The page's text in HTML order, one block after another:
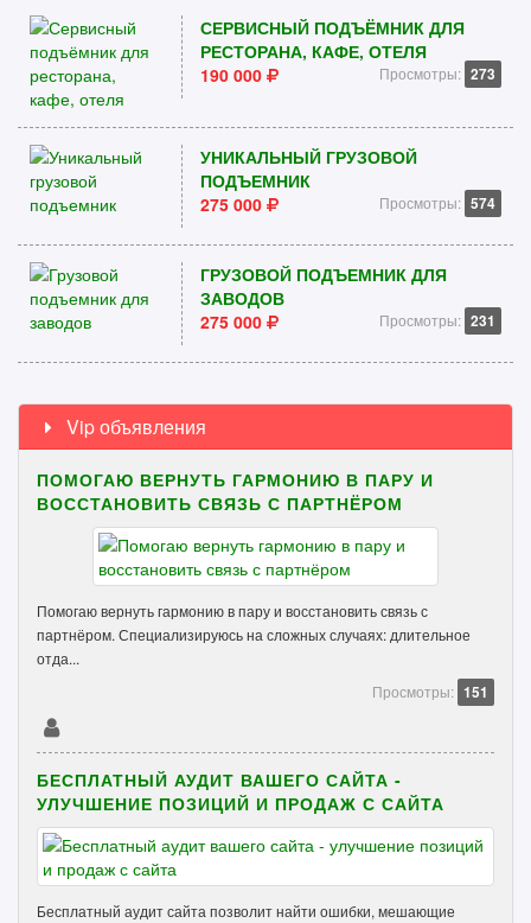
СЕРВИСНЫЙ ПОДЪЁМНИК ДЛЯ
РЕСТОРАНА, КАФЕ, ОТЕЛЯ
190 000
Просмотры: 273
УНИКАЛЬНЫЙ ГРУЗОВОЙ
ПОДЪЕМНИК
275 000
Просмотры: 574
ГРУЗОВОЙ ПОДЪЕМНИК ДЛЯ
ЗАВОДОВ
275 000
Просмотры: 231
Vip объявления
ПОМОГАЮ ВЕРНУТЬ ГАРМОНИЮ В ПАРУ И
ВОССТАНОВИТЬ СВЯЗЬ С ПАРТНЁРОМ
Помогаю вернуть гармонию в пару и восстановить связь с
партнёром. Специализируюсь на сложных случаях: длительное
отда...
Просмотры: 151
БЕСПЛАТНЫЙ АУДИТ ВАШЕГО САЙТА -
УЛУЧШЕНИЕ ПОЗИЦИЙ И ПРОДАЖ С САЙТА
Бесплатный аудит сайта позволит найти ошибки, мешающие